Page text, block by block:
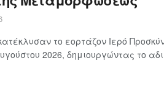
το εορτάζον Ιερό
2026, δημιουργώντας το